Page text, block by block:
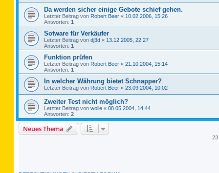
Da werden sicher einige Gebote schief gehen.
Letzter Beitrag von Robert Beer « 10.02.2006, 15:26
Antworten: 1
Sotware für Verkäufer
Letzter Beitrag von dj3d « 13.12.2005, 22:27
Antworten: 1
Funktion prüfen
Letzter Beitrag von Robert Beer « 21.10.2004, 15:14
Antworten: 1
In welcher Währung bietet Schnapper?
Letzter Beitrag von Robert Beer « 23.09.2004, 10:02
Zweiter Test nicht möglich?
Letzter Beitrag von wolle « 08.05.2004, 14:44
Antworten: 2
Neues Thema
23